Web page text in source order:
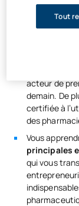
matières
le
la
acteur de
demain. De
certifiée à
des
Vous
principales
qui vous
Tout